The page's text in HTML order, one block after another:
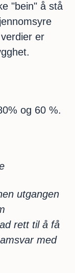
"bein" å stå
er
og 60 %.
utgangen
rett til å få
med